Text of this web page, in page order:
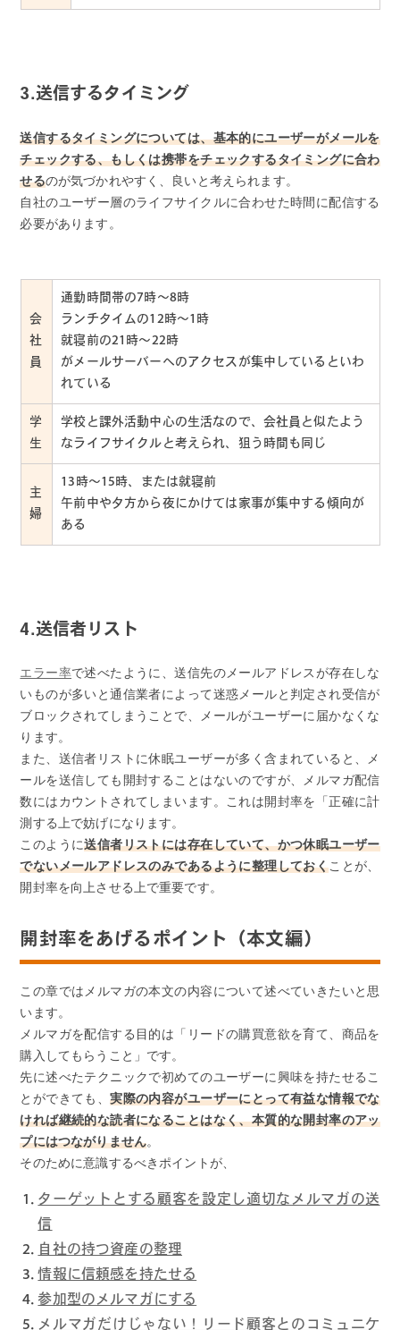
3.送信するタイミング
送信するタイミングについては、基本的にユーザーがメールを
チェックする、もしくは携帯をチェックするタイミングに合わ
せるのが気づかれやすく、良いと考えられます。
自社のユーザー層のライフサイクルに合わせた時間に配信する
必要があります。
会
社
員
通勤時間帯の7時～8時
ランチタイムの12時～1時
就寝前の21時～22時
がメールサーバーへのアクセスが集中しているといわ
れている
学
生
学校と課外活動中心の生活なので、会社員と似たよう
なライフサイクルと考えられ、狙う時間も同じ
主
婦
13時～15時、または就寝前
午前中や夕方から夜にかけては家事が集中する傾向が
ある
4.送信者リスト
エラー率で述べたように、送信先のメールアドレスが存在しな
いものが多いと通信業者によって迷惑メールと判定され受信が
ブロックされてしまうことで、メールがユーザーに届かなくな
ります。
また、送信者リストに休眠ユーザーが多く含まれていると、メ
ールを送信しても開封することはないのですが、メルマガ配信
数にはカウントされてしまいます。これは開封率を「正確に計
測する上で妨げになります。
このように送信者リストには存在していて、かつ休眠ユーザー
でないメールアドレスのみであるように整理しておくことが、
開封率を向上させる上で重要です。
開封率をあげるポイント（本文編）
この章ではメルマガの本文の内容について述べていきたいと思
います。
メルマガを配信する目的は「リードの購買意欲を育て、商品を
購入してもらうこと」です。
先に述べたテクニックで初めてのユーザーに興味を持たせるこ
とができても、実際の内容がユーザーにとって有益な情報でな
ければ継続的な読者になることはなく、本質的な開封率のアッ
プにはつながりません。
そのために意識するべきポイントが、
ターゲットとする顧客を設定し適切なメルマガの送
信
自社の持つ資産の整理
情報に信頼感を持たせる
参加型のメルマガにする
メルマガだけじゃない！リード顧客とのコミュニケ